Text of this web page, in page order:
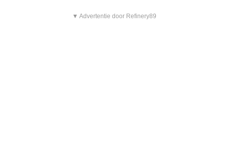
▼ Advertentie door Refinery89